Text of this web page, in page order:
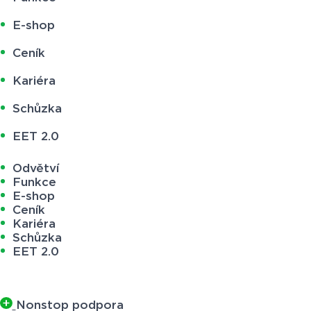
E-shop
Ceník
Kariéra
Schůzka
EET 2.0
Odvětví
Funkce
E-shop
Ceník
Kariéra
Schůzka
EET 2.0
Nonstop podpora